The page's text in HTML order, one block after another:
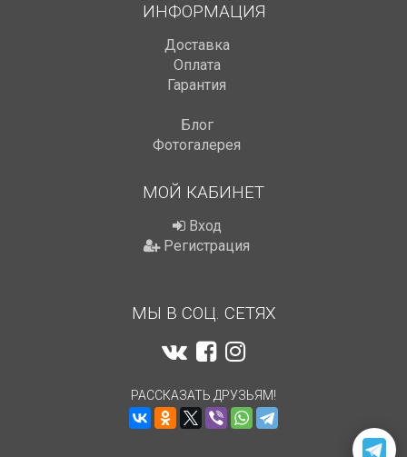
ИНФОРМАЦИЯ
Доставка
Оплата
Гарантия
Блог
Фотогалерея
МОЙ КАБИНЕТ
Вход
Регистрация
МЫ В СОЦ. СЕТЯХ
РАССКАЗАТЬ ДРУЗЬЯМ!